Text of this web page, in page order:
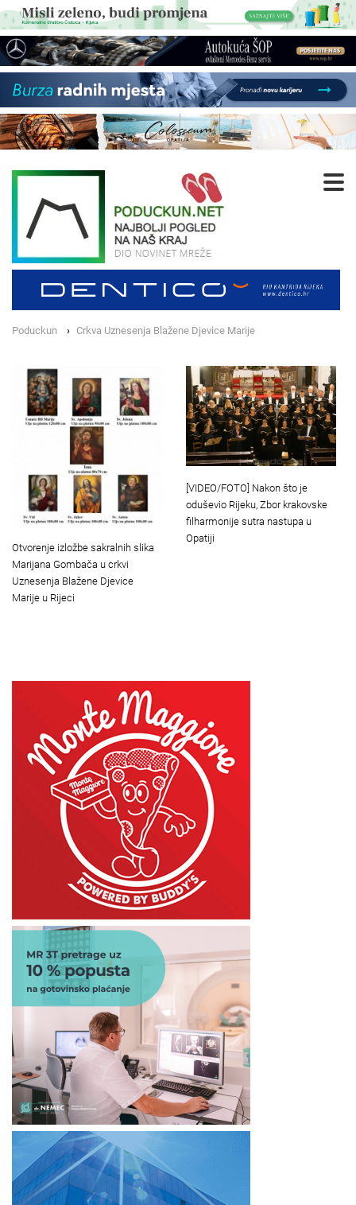
Poduckun Crkva Uznesenja Blažene Djevice Marije
Otvorenje izložbe sakralnih slika
Marijana Gombača u crkvi
Uznesenja Blažene Djevice
Marije u Rijeci
[VIDEO/FOTO] Nakon što je
oduševio Rijeku, Zbor krakovske
filharmonije sutra nastupa u
Opatiji